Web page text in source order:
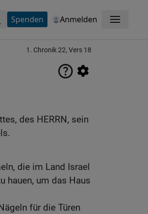
Spenden Anmelden Menü
1. Chronik 22, Vers 18
des HERRN, sein
die im Land Israel
hauen, um das Haus
für die Türen